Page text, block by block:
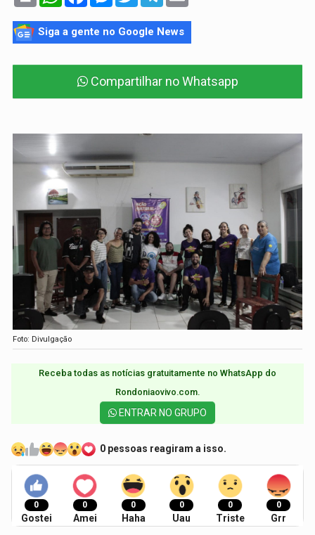
Siga a gente no Google News
Compartilhar no Whatsapp
Foto: Divulgação
Receba todas as notícias gratuitamente no WhatsApp do
Rondoniaovivo.com.​
ENTRAR NO GRUPO
0 pessoas reagiram a isso.
0
Gostei
0
Amei
0
Haha
0
Uau
0
Triste
0
Grr